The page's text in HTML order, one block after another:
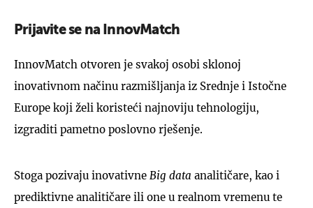
Prijavite se na InnovMatch
InnovMatch otvoren je svakoj osobi sklonoj
inovativnom načinu razmišljanja iz Srednje i Istočne
Europe koji želi koristeći najnoviju tehnologiju,
izgraditi pametno poslovno rješenje.
Stoga pozivaju inovativne Big data analitičare, kao i
prediktivne analitičare ili one u realnom vremenu te